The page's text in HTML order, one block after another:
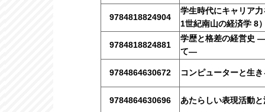
9784818824904
学生時代にキャリア
1世紀南山の経済学 8
9784818824881
学歴と格差の経営史
て―
9784864630672 コンピューターと生き
9784864630696 あたらしい表現活動と